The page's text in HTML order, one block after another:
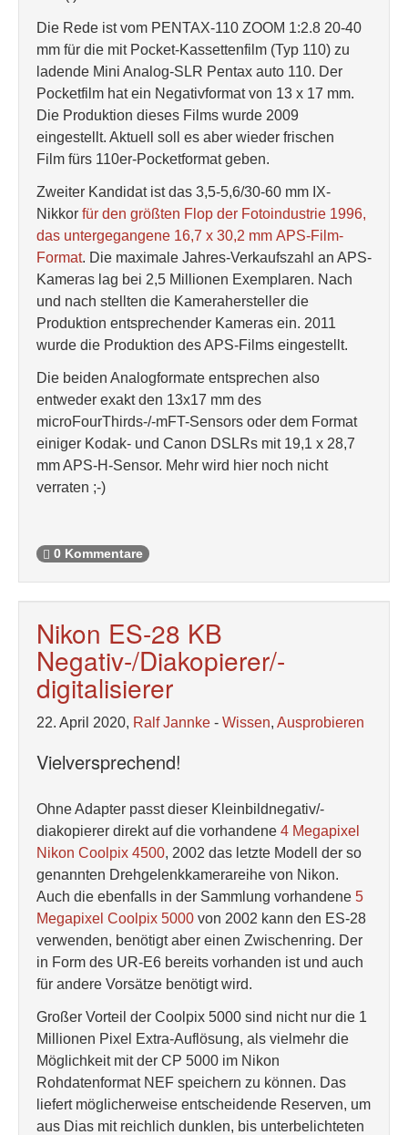
Die Rede ist vom PENTAX-110 ZOOM 1:2.8 20-40
mm für die mit Pocket-Kassettenfilm (Typ 110) zu
ladende Mini Analog-SLR Pentax auto 110. Der
Pocketfilm hat ein Negativformat von 13 x 17 mm.
Die Produktion dieses Films wurde 2009
eingestellt. Aktuell soll es aber wieder frischen
Film fürs 110er-Pocketformat geben.
Zweiter Kandidat ist das 3,5-5,6/30-60 mm IX-
Nikkor für den größten Flop der Fotoindustrie 1996,
das untergegangene 16,7 x 30,2 mm APS-Film-
Format. Die maximale Jahres-Verkaufszahl an APS-
Kameras lag bei 2,5 Millionen Exemplaren. Nach
und nach stellten die Kamerahersteller die
Produktion entsprechender Kameras ein. 2011
wurde die Produktion des APS-Films eingestellt.
Die beiden Analogformate entsprechen also
entweder exakt den 13x17 mm des
microFourThirds-/-mFT-Sensors oder dem Format
einiger Kodak- und Canon DSLRs mit 19,1 x 28,7
mm APS-H-Sensor. Mehr wird hier noch nicht
verraten ;-)
0 Kommentare
Nikon ES-28 KB
Negativ-/Diakopierer/-
digitalisierer
22. April 2020, Ralf Jannke - Wissen, Ausprobieren
Vielversprechend!
Ohne Adapter passt dieser Kleinbildnegativ/-
diakopierer direkt auf die vorhandene 4 Megapixel
Nikon Coolpix 4500, 2002 das letzte Modell der so
genannten Drehgelenkkamerareihe von Nikon.
Auch die ebenfalls in der Sammlung vorhandene 5
Megapixel Coolpix 5000 von 2002 kann den ES-28
verwenden, benötigt aber einen Zwischenring. Der
in Form des UR-E6 bereits vorhanden ist und auch
für andere Vorsätze benötigt wird.
Großer Vorteil der Coolpix 5000 sind nicht nur die 1
Millionen Pixel Extra-Auflösung, als vielmehr die
Möglichkeit mit der CP 5000 im Nikon
Rohdatenformat NEF speichern zu können. Das
liefert möglicherweise entscheidende Reserven, um
aus Dias mit reichlich dunklen, bis unterbelichteten